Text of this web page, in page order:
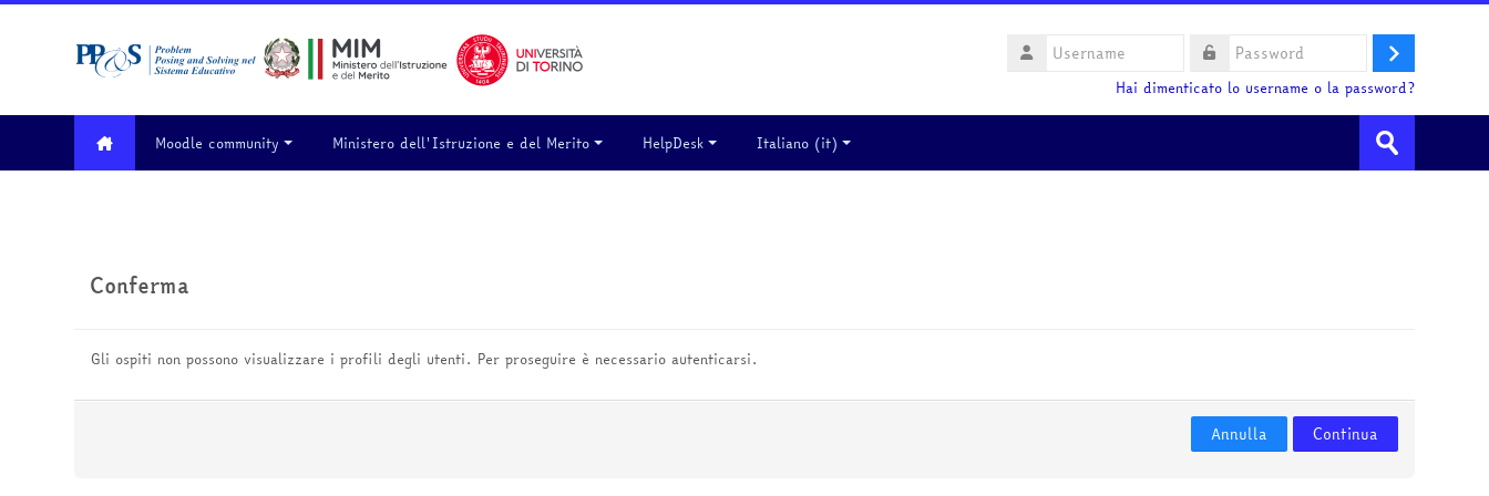
Username
Login
Hai dimenticato lo username o la password?
Moodle community Ministero dell'Istruzione e del Merito HelpDesk Italiano ‎(it)‎ Invia
Conferma
Gli ospiti non possono visualizzare i profili degli utenti. Per proseguire è necessario autenticarsi.
Annulla Continua